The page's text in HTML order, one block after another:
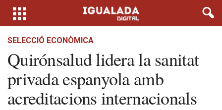
SELECCIÓ ECONÒMICA
Quirónsalud lidera la sanitat
privada espanyola amb
acreditacions internacionals